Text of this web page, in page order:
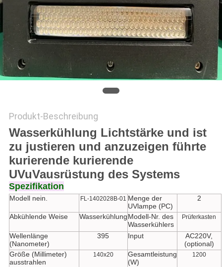
SITEMAP
PRIVACY
POLICY
Produkt-Beschreibung
Wasserkühlung Lichtstärke und ist
zu justieren und anzuzeigen führte
kurierende kurierende
UVuVausrüstung des Systems
Spezifikation
Modell nein. FL-1402028B-01 Menge der
UVlampe (PC)
2
Abkühlende Weise WasserkühlungModell-Nr. des
Wasserkühlers
Prüferkasten
Wellenlänge
(Nanometer)
395 Input
AC220V,
(optional)
Größe (Millimeter)
ausstrahlen
140x20
Gesamtleistung
(W)
1200